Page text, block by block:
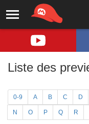
Liste des
0-9 A B C D
N O P Q R